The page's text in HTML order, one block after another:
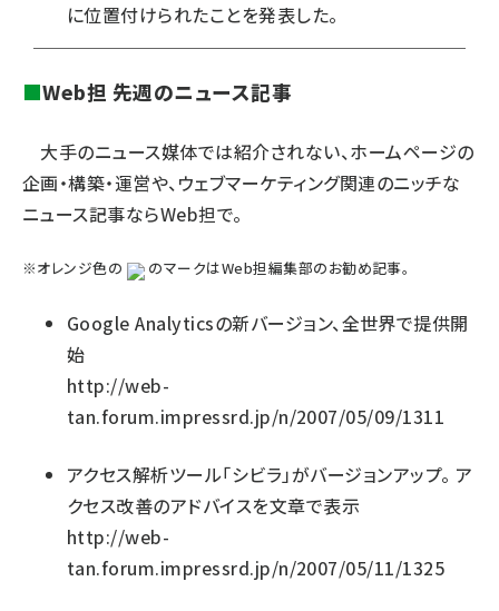
に位置付けられたことを発表した。
■Web担 先週のニュース記事
大手のニュース媒体では紹介されない、ホームページの
企画・構築・運営や、ウェブマーケティング関連のニッチな
ニュース記事ならWeb担で。
※オレンジ色の のマークはWeb担編集部のお勧め記事。
Google Analyticsの新バージョン、全世界で提供開
始
http://web-
tan.forum.impressrd.jp/n/2007/05/09/1311
アクセス解析ツール「シビラ」がバージョンアップ。 ア
クセス改善のアドバイスを文章で表示
http://web-
tan.forum.impressrd.jp/n/2007/05/11/1325